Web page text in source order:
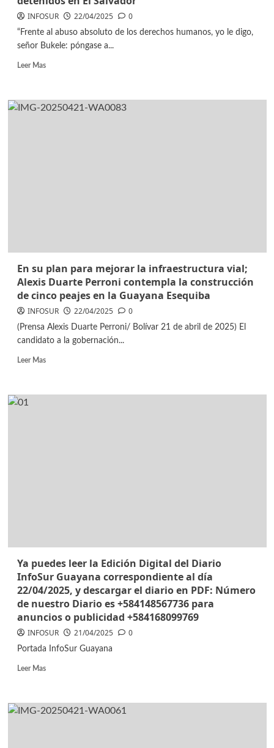
INFOSUR 22/04/2025 0
“Frente al abuso absoluto de los derechos humanos, yo le digo,
señor Bukele: póngase a...
Leer Mas
En su plan para mejorar la infraestructura vial;
Alexis Duarte Perroni contempla la construcción
de cinco peajes en la Guayana Esequiba
INFOSUR 22/04/2025 0
(Prensa Alexis Duarte Perroni/ Bolívar 21 de abril de 2025) El
candidato a la gobernación...
Leer Mas
Ya puedes leer la Edición Digital del Diario
InfoSur Guayana correspondiente al día
22/04/2025, y descargar el diario en PDF: Número
de nuestro Diario es +584148567736 para
anuncios o publicidad +584168099769
INFOSUR 21/04/2025 0
Portada InfoSur Guayana
Leer Mas